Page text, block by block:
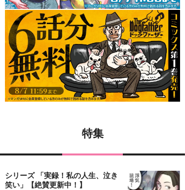
特集
シリーズ 「実録！私の人生、泣き
笑い」【絶賛更新中！】